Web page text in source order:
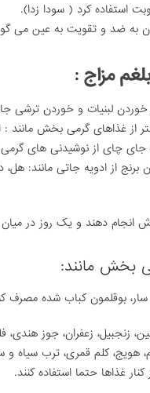
استفاده کرد ( سودا زدا).
به ضد و تقویت به عین می
مزاج :
از خوردن لبنیات و خوردن
از غذاهای گرمی بخش مانند :
جای چای از نوشیدنی های
برنج از ادویه جاتی مانند:
انجام دهند و یک روز در میان
بخش مانند:
سار، بوقلمون کباب شده
زنجبیل، زعفران، جوز
هویج، کلم قمری، ترب سیاه
غذاها حتما استفاده کنند.